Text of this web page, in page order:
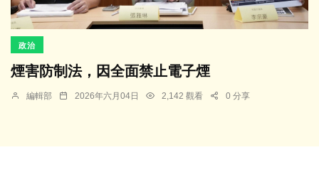
政治
煙害防制法，因全面禁止電子煙
編輯部 2026年六月04日 2,142 觀看 0 分享